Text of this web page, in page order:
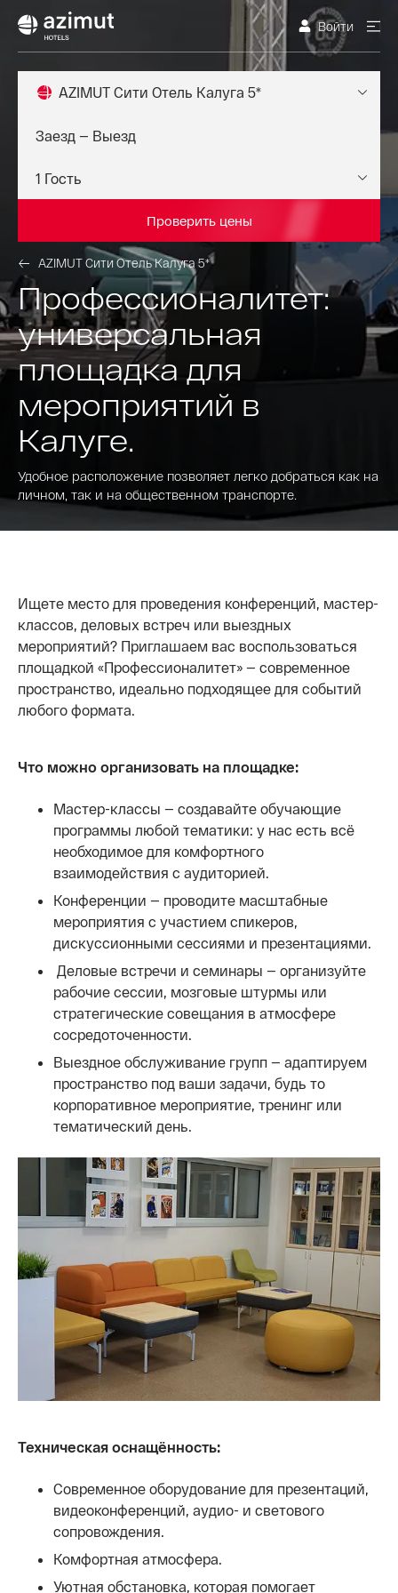
Войти
AZIMUT Сити Отель Калуга 5*
Проверить цены
AZIMUT Сити Отель Калуга 5*
Профессионалитет:
универсальная
площадка для
мероприятий в
Калуге.
Удобное расположение позволяет легко добраться как на
личном, так и на общественном транспорте.
Ищете место для проведения конференций, мастер-
классов, деловых встреч или выездных
мероприятий? Приглашаем вас воспользоваться
площадкой «Профессионалитет» — современное
пространство, идеально подходящее для событий
любого формата.
Что можно организовать на площадке:
Мастер-классы — создавайте обучающие
программы любой тематики: у нас есть всё
необходимое для комфортного
взаимодействия с аудиторией.
Конференции — проводите масштабные
мероприятия с участием спикеров,
дискуссионными сессиями и презентациями.
Деловые встречи и семинары — организуйте
рабочие сессии, мозговые штурмы или
стратегические совещания в атмосфере
сосредоточенности.
Выездное обслуживание групп — адаптируем
пространство под ваши задачи, будь то
корпоративное мероприятие, тренинг или
тематический день.
Техническая оснащённость:
Современное оборудование для презентаций,
видеоконференций, аудио- и светового
сопровождения.
Комфортная атмосфера.
Уютная обстановка, которая помогает